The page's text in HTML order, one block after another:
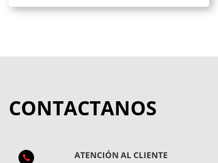
CONTACTANOS
 ATENCIÓN AL CLIENTE